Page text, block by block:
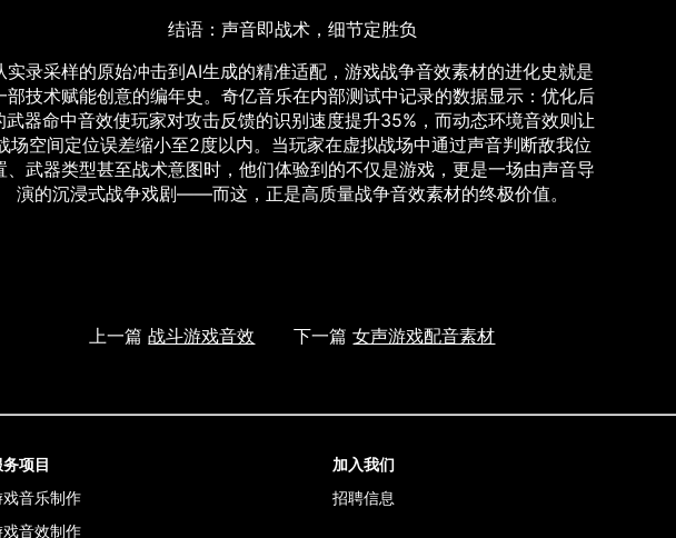
结语：声音即战术，细节定胜负
实录采样的原始冲击到AI生成的精准适配，游戏战争音效素材的进化史就是
部技术赋能创意的编年史。奇亿音乐在内部测试中记录的数据显示：优化后
武器命中音效使玩家对攻击反馈的识别速度提升35%，而动态环境音效则让
场空间定位误差缩小至2度以内。当玩家在虚拟战场中通过声音判断敌我位
、武器类型甚至战术意图时，他们体验到的不仅是游戏，更是一场由声音导
演的沉浸式战争戏剧——而这，正是高质量战争音效素材的终极价值。
上一篇战斗游戏音效 下一篇女声游戏配音素材
务项目
戏音乐制作
戏音效制作
加入我们
招聘信息